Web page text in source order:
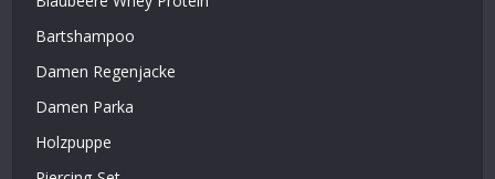
Bartshampoo
Damen Regenjacke
Damen Parka
Holzpuppe